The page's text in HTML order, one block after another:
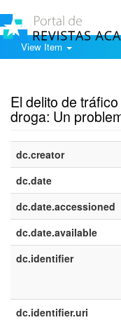
View Item
El delito de
droga: Un
dc.creator
dc.date
dc.date.accessioned
dc.date.available
dc.identifier
dc.identifier.uri